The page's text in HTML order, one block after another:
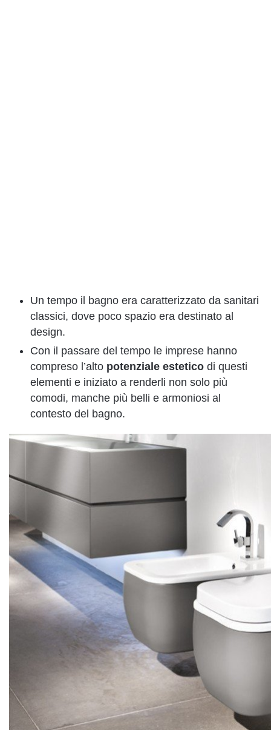
Un tempo il bagno era caratterizzato da sanitari
classici, dove poco spazio era destinato al
design.
Con il passare del tempo le imprese hanno
compreso l’alto potenziale estetico di questi
elementi e iniziato a renderli non solo più
comodi, manche più belli e armoniosi al
contesto del bagno.